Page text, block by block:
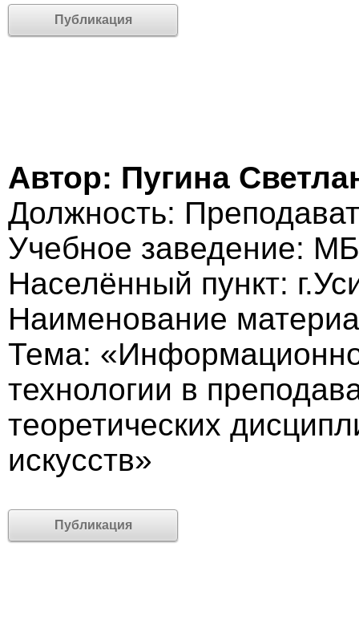
Публикация
Автор: Пугина
Должность:
Учебное заведение:
Населённый пункт:
Наименование
Тема:
технологии в
теоретических
искусств»
Публикация